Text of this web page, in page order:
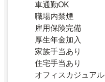
車通勤OK
職場内禁煙
雇用保険完備
厚生年金加入
家族手当あり
住宅手当あり
オフィスカジュアル